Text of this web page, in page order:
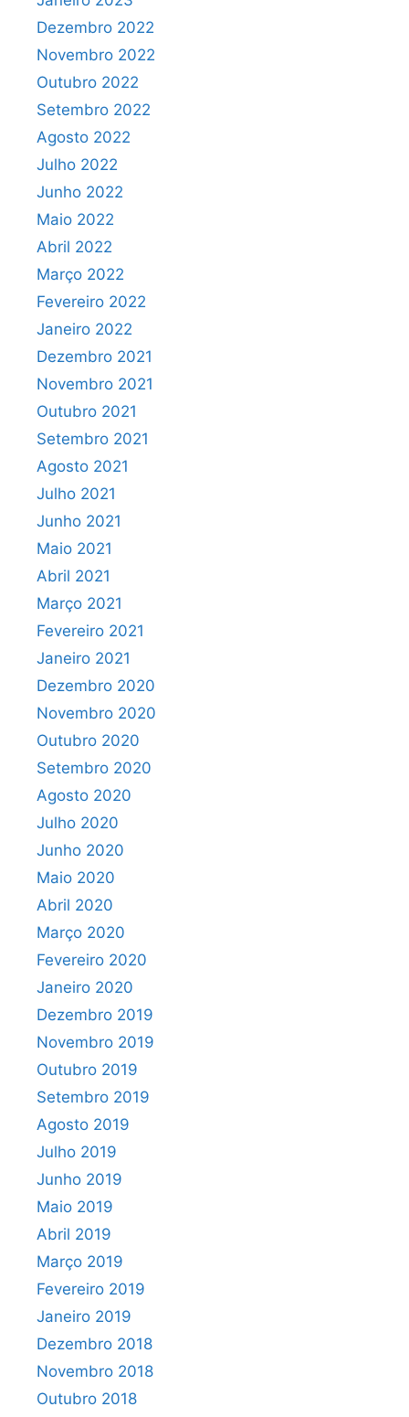
Dezembro 2022
Novembro 2022
Outubro 2022
Setembro 2022
Agosto 2022
Julho 2022
Junho 2022
Maio 2022
Abril 2022
Março 2022
Fevereiro 2022
Janeiro 2022
Dezembro 2021
Novembro 2021
Outubro 2021
Setembro 2021
Agosto 2021
Julho 2021
Junho 2021
Maio 2021
Abril 2021
Março 2021
Fevereiro 2021
Janeiro 2021
Dezembro 2020
Novembro 2020
Outubro 2020
Setembro 2020
Agosto 2020
Julho 2020
Junho 2020
Maio 2020
Abril 2020
Março 2020
Fevereiro 2020
Janeiro 2020
Dezembro 2019
Novembro 2019
Outubro 2019
Setembro 2019
Agosto 2019
Julho 2019
Junho 2019
Maio 2019
Abril 2019
Março 2019
Fevereiro 2019
Janeiro 2019
Dezembro 2018
Novembro 2018
Outubro 2018